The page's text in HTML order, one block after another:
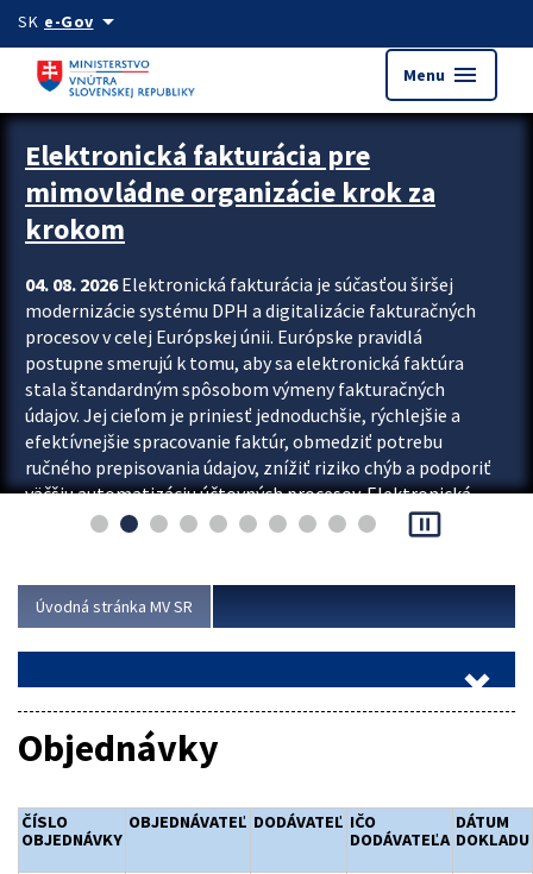
Preskocit na hlavný obsah
SK e-Govarrow_drop_down
Menu menu
Zastavit automatický posun upútavok
Elektronická fakturácia pre
mimovládne organizácie krok za
krokom
04. 08. 2026Elektronická fakturácia je súčasťou širšej
modernizácie systému DPH a digitalizácie fakturačných
procesov v celej Európskej únii. Európske pravidlá
postupne smerujú k tomu, aby sa elektronická faktúra
stala štandardným spôsobom výmeny fakturačných
údajov. Jej cieľom je priniesť jednoduchšie, rýchlejšie a
efektívnejšie spracovanie faktúr, obmedziť potrebu
ručného prepisovania údajov, znížiť riziko chýb a podporiť
väčšiu automatizáciu účtovných procesov. Elektronická
fakturácia preto nepredstavuje...
pause_presentation
Úvodná stránka MV SR
Objednávky
ČÍSLO
OBJEDNÁVKY
OBJEDNÁVATEĽ DODÁVATEĽ IČO
DODÁVATEĽA
DÁTUM
DOKLADU